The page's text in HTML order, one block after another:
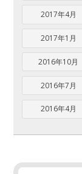
2017年4月
2017年1月
2016年10月
2016年7月
2016年4月